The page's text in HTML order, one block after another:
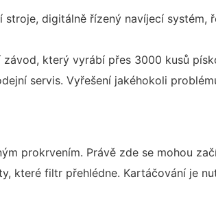
digitálně řízený navíjecí
který vyrábí přes 3000 kusů
servis. Vyřešení jakéhokoli
prokrvením. Právě zde se mohou
které filtr přehlédne. Kartáčování je